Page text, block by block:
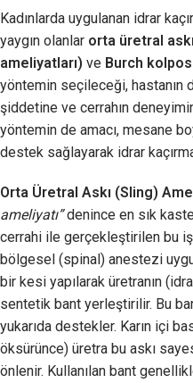
Kadınlarda uygulanan idrar
yaygın olanlar orta üretral
ameliyatları) ve Burch
yöntemin seçileceği, hastanın
şiddetine ve cerrahın
yöntemin de amacı, mesane
destek sağlayarak idrar
Orta Üretral Askı (Sling)
ameliyatı”denince en sık
cerrahi ile gerçekleştirilen bu
bölgesel (spinal) anestezi
bir kesi yapılarak üretranın
sentetik bant yerleştirilir. Bu
yukarıda destekler. Karın içi
öksürünce) üretra bu askı
önlenir. Kullanılan bant